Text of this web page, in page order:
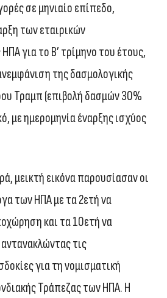
σε μηνιαίο επίπεδο,
των εταιρικών
για το Β’ τρίμηνο του έτους,
της δασμολογικής
Τραμπ (επιβολή δασμών 30%
με ημερομηνία έναρξης ισχύος
μεικτή εικόνα παρουσίασαν οι
των ΗΠΑ με τα 2ετή να
και τα 10ετή να
τις
για τη νομισματική
Τράπεζας των ΗΠΑ. Η